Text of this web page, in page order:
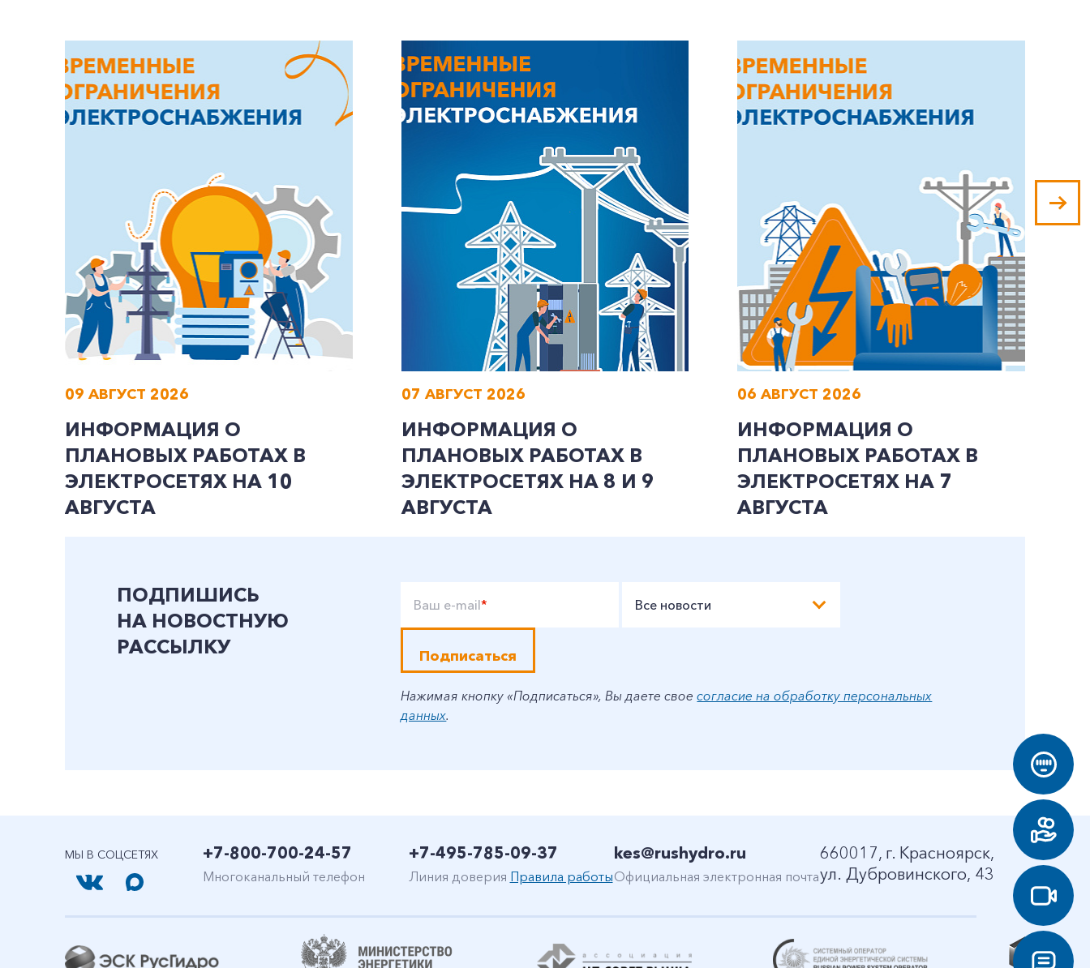
Заказать обратный звонок
Корпоративным клиентам
09 АВГУСТ 2026
ИНФОРМАЦИЯ О
ПЛАНОВЫХ РАБОТАХ В
ЭЛЕКТРОСЕТЯХ НА 10
АВГУСТА
07 АВГУСТ 2026
ИНФОРМАЦИЯ О
ПЛАНОВЫХ РАБОТАХ В
ЭЛЕКТРОСЕТЯХ НА 8 И 9
АВГУСТА
06 АВГУСТ 2026
ИНФОРМАЦИЯ О
ПЛАНОВЫХ РАБОТАХ В
ЭЛЕКТРОСЕТЯХ НА 7
АВГУСТА
ПОДПИШИСЬ
НА НОВОСТНУЮ
РАССЫЛКУ
Ваш e-mail* Все новости
Подписаться
Нажимая кнопку «Подписаться», Вы даете своесогласие на обработку персональных
данных.
МЫ В СОЦСЕТЯХ +7-800-700-24-57
Многоканальный телефон
+7-495-785-09-37
Линия доверия Правила работы
kes@rushydro.ru
Официальная электронная почта
660017, г. Красноярск,
ул. Дубровинского, 43